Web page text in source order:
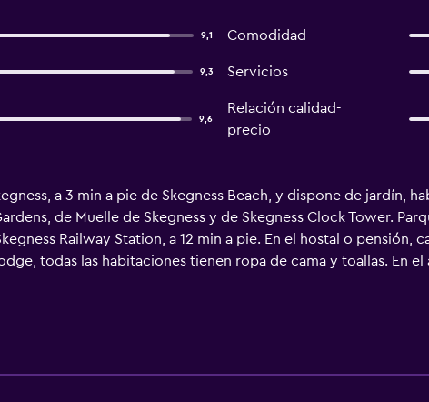
9,1 Comodidad
9,3 Servicios
9,6
Relación calidad-
precio
a 3 min a pie de Skegness Beach, y dispone de jardín,
de Muelle de Skegness y de Skegness Clock Tower.
Railway Station, a 12 min a pie. En el hostal o pensión,
todas las habitaciones tienen ropa de cama y toallas. En
aeropuerto (Aeropuerto de Humberside) está a 78 km.